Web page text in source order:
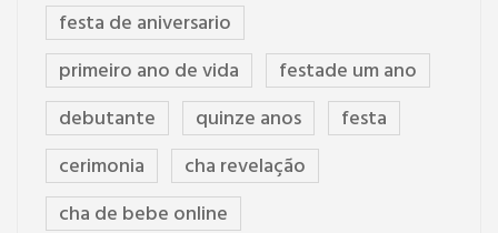
festa de aniversario
primeiro ano de vida
festade um ano
debutante
quinze anos
festa
cerimonia
cha revelação
cha de bebe online